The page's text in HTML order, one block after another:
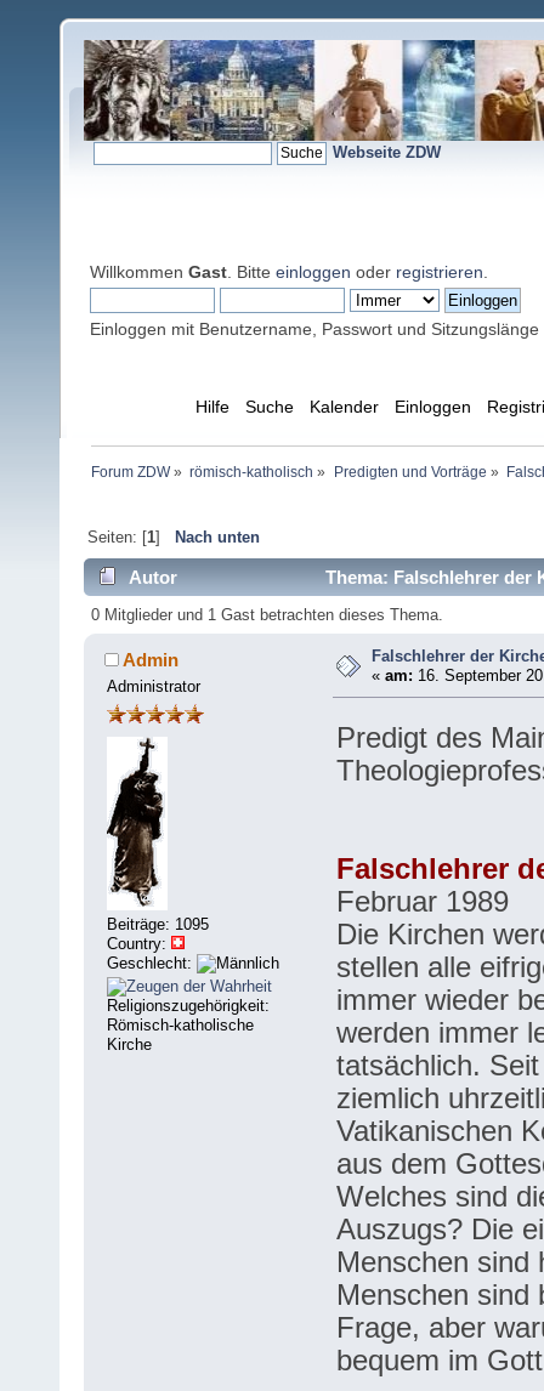
Webseite ZDW
Willkommen Gast . Bitte einloggen oder registrieren
Einloggen mit Benutzername, Passwort und Sitzungslänge
Hilfe Suche Kalender Einloggen
Forum ZDW» römisch-katholisch » Predigten und Vorträge »
Seiten: [1] Nach unten
Autor Thema: Falschlehrer der
0 Mitglieder und 1 Gast betrachten dieses Thema.
Admin
Administrator
Beiträge: 1095
Country:
Geschlecht:
Religionszugehörigkeit:
Römisch-katholische
Kirche
Falschlehrer der
«am: 16. September
Predigt des
Falschlehrer
Februar 1989
Die Kirchen
stellen alle
immer wieder
werden immer
tatsächlich.
ziemlich
Vatikanischen
aus dem
Welches sind
Auszugs? Die
Menschen sind
Menschen sind
Frage, aber
bequem im